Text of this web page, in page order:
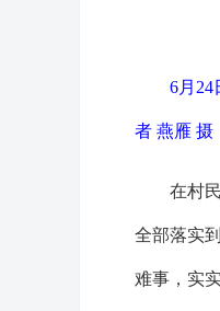
6月24
者 燕雁 摄
在村
全部落实
难事，实